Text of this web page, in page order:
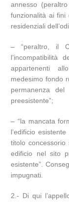
annesso
funzionalità ai fini
residenziali
– “peraltro, il
l’incompatibilità
appartenenti
medesimo fondo
permanenza
preesistente”;
– “la mancata
l’edificio
titolo
edificio nel sito
esistente”.
impugnati.
2.- Di qui